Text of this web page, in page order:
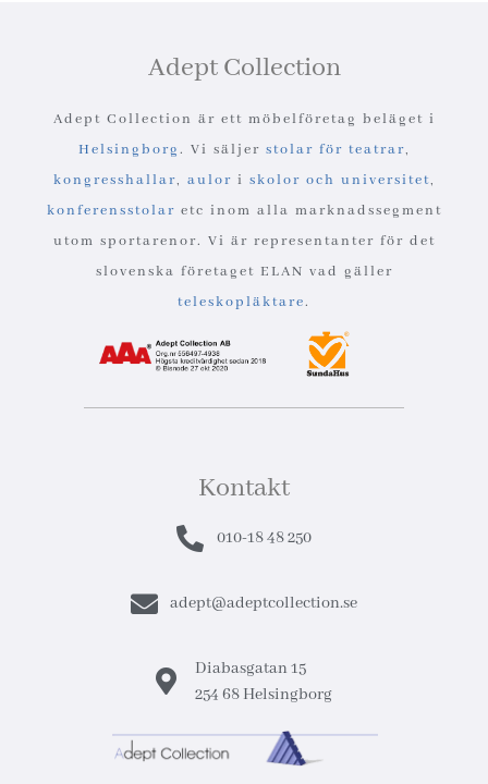
Adept Collection
Adept Collection är ett möbelföretag beläget i
Helsingborg. Vi säljer stolar för teatrar,
kongresshallar, aulor i skolor och universitet,
konferensstolar etc inom alla marknadssegment
utom sportarenor. Vi är representanter för det
slovenska företaget ELAN vad gäller
teleskopläktare.
Kontakt
010-18 48 250
adept@adeptcollection.se
Diabasgatan 15
254 68 Helsingborg